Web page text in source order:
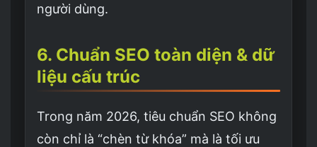
người dùng.
6. Chuẩn SEO toàn diện & dữ
liệu cấu trúc
Trong năm 2026, tiêu chuẩn SEO không
còn chỉ là “chèn từ khóa” mà là tối ưu